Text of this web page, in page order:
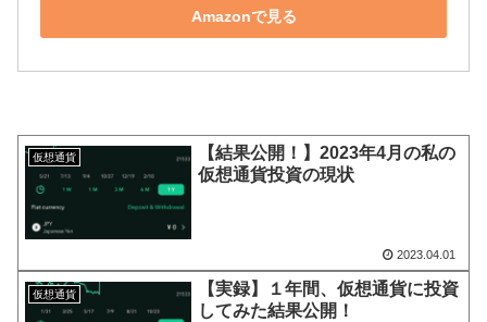
Amazonで見る
仮想通貨
【結果公開！】2023年4月の私の
仮想通貨投資の現状
2023.04.01
仮想通貨
【実録】１年間、仮想通貨に投資
してみた結果公開！